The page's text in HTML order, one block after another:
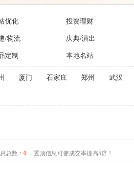
优化 投资理财
/物流 庆典/演出
定制 本地名站
厦门 石家庄 郑州 武汉
总数： 0，置顶信息可使成交率提高5倍！